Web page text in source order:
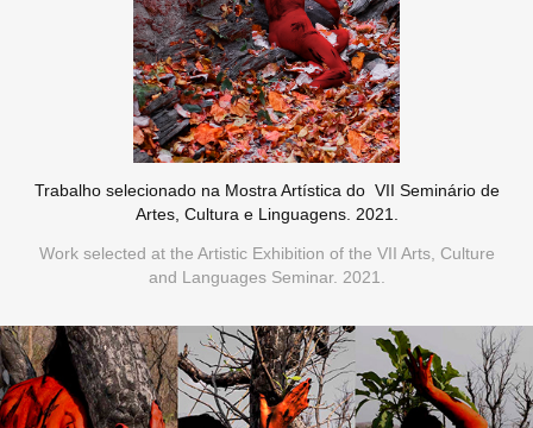
Trabalho selecionado na Mostra Artística do VII Seminário de
Artes, Cultura e Linguagens. 2021.
Work selected at the Artistic Exhibition of the VII Arts, Culture
and Languages Seminar. 2021.